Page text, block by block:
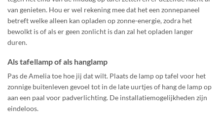
van genieten. Hou er wel rekening mee dat het een zonnepaneel
betreft welke alleen kan opladen op zonne-energie, zodra het
bewolkt is of als er geen zonlicht is dan zal het opladen langer
duren.
Als tafellamp of als hanglamp
Pas de Amelia toe hoe jij dat wilt. Plaats de lamp op tafel voor het
zonnige buitenleven gevoel tot in de late uurtjes of hang de lamp op
aan een paal voor padverlichting. De installatiemogelijkheden zijn
eindeloos.